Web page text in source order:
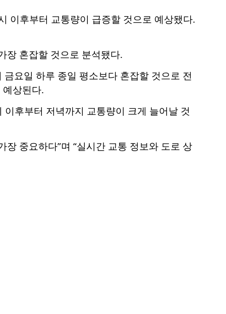
이후부터 교통량이 급증할 것으로 예상됐다.
장 혼잡할 것으로 분석됐다.
요일 하루 종일 평소보다 혼잡할 것으로 전
상된다.
후부터 저녁까지 교통량이 크게 늘어날 것
중요하다”며 “실시간 교통 정보와 도로 상